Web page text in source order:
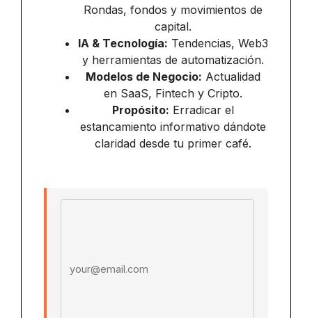
Rondas, fondos y movimientos de
capital.
IA & Tecnología: Tendencias, Web3
y herramientas de automatización.
Modelos de Negocio: Actualidad
en SaaS, Fintech y Cripto.
Propósito: Erradicar el
estancamiento informativo dándote
claridad desde tu primer café.